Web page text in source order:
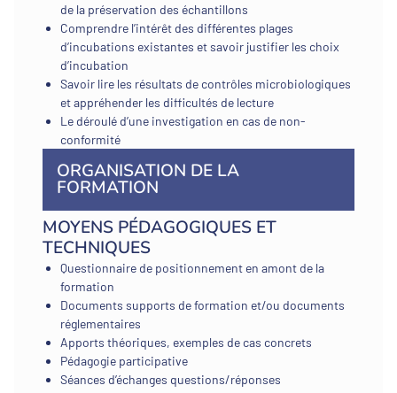
de la préservation des échantillons
Comprendre l’intérêt des différentes plages
d’incubations existantes et savoir justifier les choix
d’incubation
Savoir lire les résultats de contrôles microbiologiques
et appréhender les difficultés de lecture
Le déroulé d’une investigation en cas de non-
conformité
ORGANISATION DE LA
FORMATION
MOYENS PÉDAGOGIQUES ET
TECHNIQUES
Questionnaire de positionnement en amont de la
formation
Documents supports de formation et/ou documents
réglementaires
Apports théoriques, exemples de cas concrets
Pédagogie participative
Séances d’échanges questions/réponses